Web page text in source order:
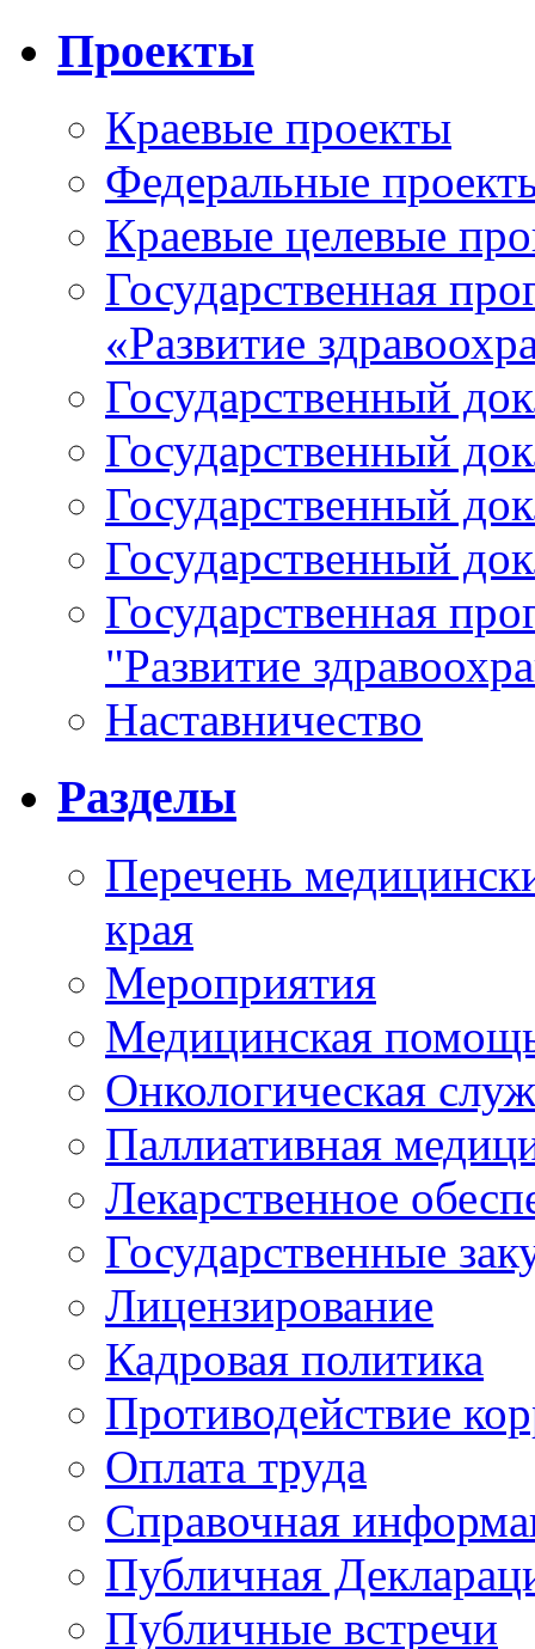
Проекты
Краевые проекты
Федеральные
Краевые целевые
Государственная
«Развитие
Государственный
Государственный
Государственный
Государственный
Государственная
"Развитие
Наставничество
Разделы
Перечень
края
Мероприятия
Медицинская
Онкологическая
Паллиативная
Лекарственное
Государственные
Лицензирование
Кадровая политика
Противодействие
Оплата труда
Справочная
Публичная
Публичные встречи